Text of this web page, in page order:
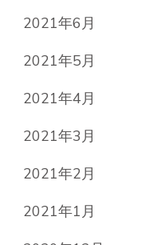
2021年6月
2021年5月
2021年4月
2021年3月
2021年2月
2021年1月